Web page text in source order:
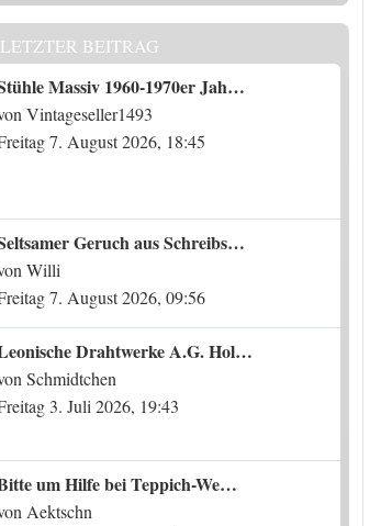
LETZTER BEITRAG
Beitrag
Massiv 1960-1970er Jah…
Vintageseller1493
7. August 2026, 18:45
BeitragGeruch aus Schreibs…
Willi
7. August 2026, 09:56
BeitragDrahtwerke A.G. Hol…
Schmidtchen
3. Juli 2026, 19:43
Beitrag
um Hilfe bei Teppich-We…
Aektschn